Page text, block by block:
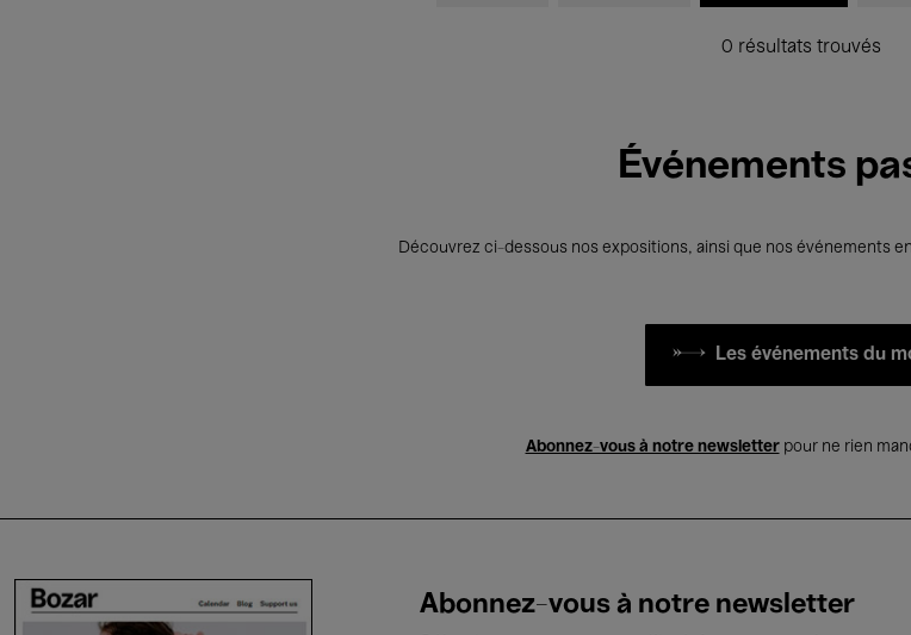
0 résultats trouvés
Événements
Découvrez ci-dessous nos expositions, ainsi que nos événements
Les événements du
Abonnez-vous à notre newsletterpour ne rien
Abonnez-vous à notre newsletter